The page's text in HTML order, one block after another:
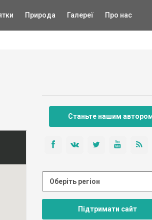
Природа Галереї Про нас
Станьте нашим
Підтримати сайт